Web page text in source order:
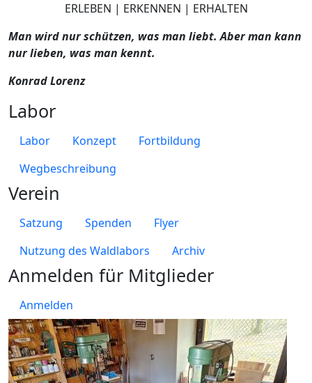
ERLEBEN | ERKENNEN | ERHALTEN
Man wird nur schützen, was man liebt. Aber man kann
nur lieben, was man kennt.
Konrad Lorenz
Labor
Labor Konzept
Fortbildung
Wegbeschreibung
Verein
Satzung Spenden
Flyer
Nutzung des Waldlabors
Archiv
Anmelden für Mitglieder
Anmelden